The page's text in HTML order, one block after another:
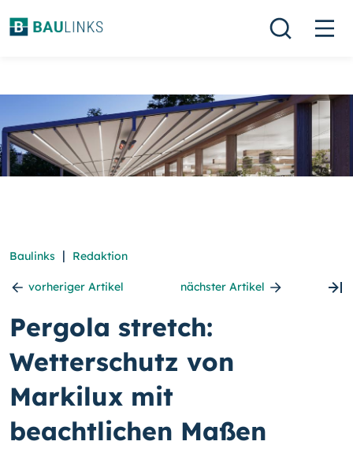
Baulinks | Redaktion
vorheriger Artikel nächster Artikel
Pergola stretch:
Wetterschutz von
Markilux mit
beachtlichen Maßen